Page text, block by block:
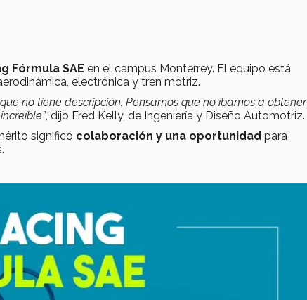
Fórmula SAE en el campus Monterrey. El equipo está
electrónica y tren motriz.
no tiene descripción. Pensamos que no íbamos a obtener
, dijo Fred Kelly, de Ingeniería y Diseño Automotriz.
significó colaboración y una oportunidad para